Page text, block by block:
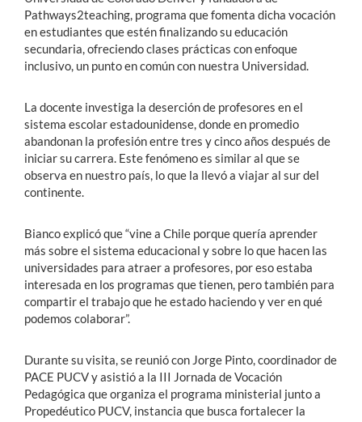
Pathways2teaching, programa que fomenta dicha vocación
en estudiantes que estén finalizando su educación
secundaria, ofreciendo clases prácticas con enfoque
inclusivo, un punto en común con nuestra Universidad.
La docente investiga la deserción de profesores en el
sistema escolar estadounidense, donde en promedio
abandonan la profesión entre tres y cinco años después de
iniciar su carrera. Este fenómeno es similar al que se
observa en nuestro país, lo que la llevó a viajar al sur del
continente.
Bianco explicó que “vine a Chile porque quería aprender
más sobre el sistema educacional y sobre lo que hacen las
universidades para atraer a profesores, por eso estaba
interesada en los programas que tienen, pero también para
compartir el trabajo que he estado haciendo y ver en qué
podemos colaborar”.
Durante su visita, se reunió con Jorge Pinto, coordinador de
PACE PUCV y asistió a la III Jornada de Vocación
Pedagógica que organiza el programa ministerial junto a
Propedéutico PUCV, instancia que busca fortalecer la